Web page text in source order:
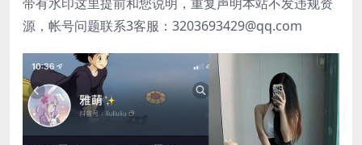
源，帐号问题联系3客服：3203693429@qq.com